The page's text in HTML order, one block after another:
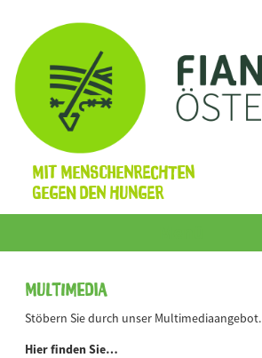
Mit Menschenrechten
gegen den Hunger
Multimedia
Stöbern Sie durch unser Multimediaangebot.
Hier finden Sie…